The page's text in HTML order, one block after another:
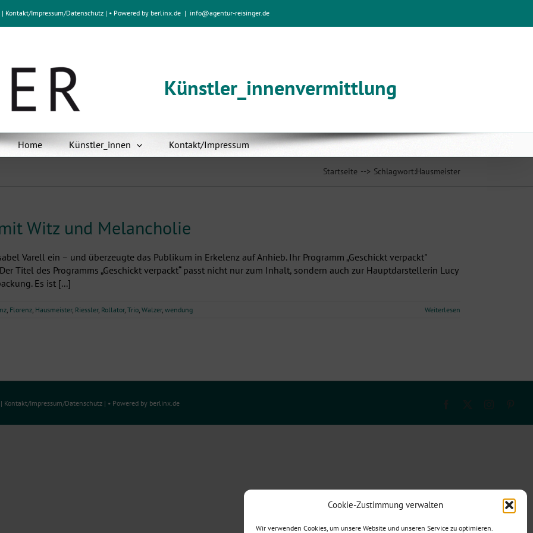
Cookie-Zustimmung verwalten
Wir verwenden Cookies, um unsere Website und unseren Service zu optimieren.
| Kontakt/Impressum/Datenschutz | • Powered by berlinx.de | info@agentur-reisinger.de
Künstler_innenvermittlung
Home Künstler_innen Kontakt/Impressum
Startseite Schlagwort:Hausmeister
Witz und Melancholie
Varell ein – und überzeugte das Publikum in Erkelenz auf Anhieb. Ihr Programm „Geschickt verpackt"
Titel des Programms „Geschickt verpackt“ passt nicht nur zum Inhalt, sondern auch zur Hauptdarstellerin Lucy
Es ist [...]
Florenz Hausmeister, Riessler, Rollator, Trio Walzer, wendung Weiterlesen
| Kontakt/Impressum/Datenschutz | • Powered by berlinx.de